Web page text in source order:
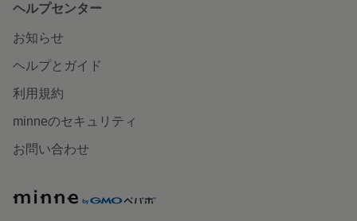
ヘルプセンター
お知らせ
ヘルプとガイド
利用規約
minneのセキュリティ
お問い合わせ